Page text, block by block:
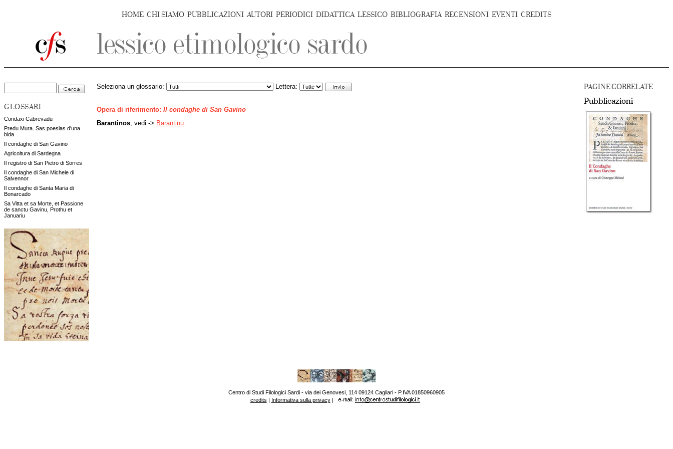
HOME CHI SIAMO PUBBLICAZIONI AUTORI PERIODICI DIDATTICA LESSICO BIBLIOGRAFIA RECENSIONI EVENTI CREDITS
GLOSSARI
Condaxi Cabrevadu
Predu Mura. Sas poesias d'una
bida
Il condaghe di San Gavino
Agricoltura di Sardegna
Il registro di San Pietro di Sorres
Il condaghe di San Michele di
Salvennor
Il condaghe di Santa Maria di
Bonarcado
Sa Vitta et sa Morte, et Passione
de sanctu Gavinu, Prothu et
Januariu
PAGINE CORRELATE
Pubblicazioni
Seleziona un glossario: Lettera:
Opera di riferimento: Il condaghe di San Gavino
Barantinos , vedi -> Barantinu
Centro di Studi Filologici Sardi - via dei Genovesi, 114 09124 Cagliari - P.IVA 01850960905
credits | Informativa sulla privacy|